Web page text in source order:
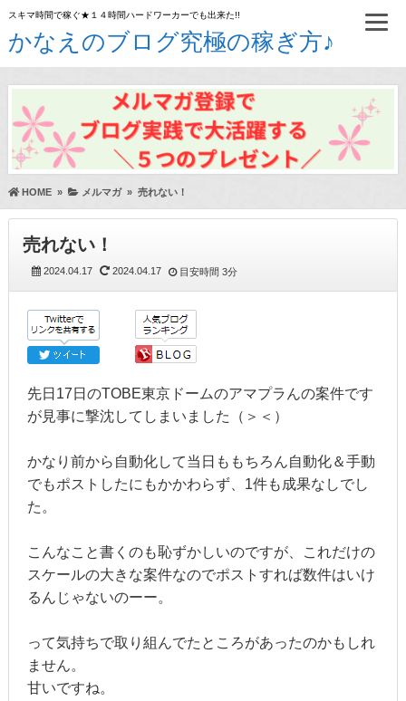
スキマ時間で稼ぐ★１４時間ハードワーカーでも出来た!!
かなえのブログ究極の稼ぎ方♪
HOME» メルマガ» 売れない！
売れない！
2024.04.17 2024.04.17 目安時間 3分
先日17日のTOBE東京ドームのアマプラんの案件です
が見事に撃沈してしまいました（＞＜）
かなり前から自動化して当日ももちろん自動化＆手動
でもポストしたにもかかわらず、1件も成果なしでし
た。
こんなこと書くのも恥ずかしいのですが、これだけの
スケールの大きな案件なのでポストすれば数件はいけ
るんじゃないのーー。
って気持ちで取り組んでたところがあったのかもしれ
ません。
甘いですね。